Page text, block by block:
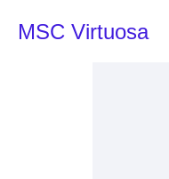
MSC Virtuosa